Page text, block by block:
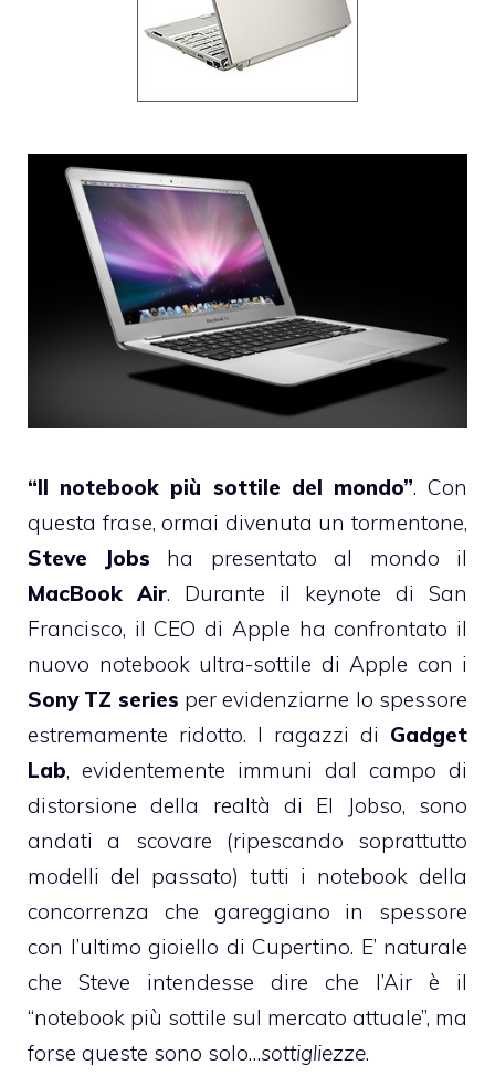
“Il notebook più sottile del mondo”. Con
questa frase, ormai divenuta un tormentone,
Steve Jobs ha presentato al mondo il
MacBook Air. Durante il keynote di San
Francisco, il CEO di Apple ha confrontato il
nuovo notebook ultra-sottile di Apple con i
Sony TZ series per evidenziarne lo spessore
estremamente ridotto. I ragazzi di Gadget
Lab, evidentemente immuni dal campo di
distorsione della realtà di El Jobso, sono
andati a scovare (ripescando soprattutto
modelli del passato) tutti i notebook della
concorrenza che gareggiano in spessore
con l’ultimo gioiello di Cupertino. E’ naturale
che Steve intendesse dire che l’Air è il
“notebook più sottile sul mercato attuale”, ma
forse queste sono solo…sottigliezze.